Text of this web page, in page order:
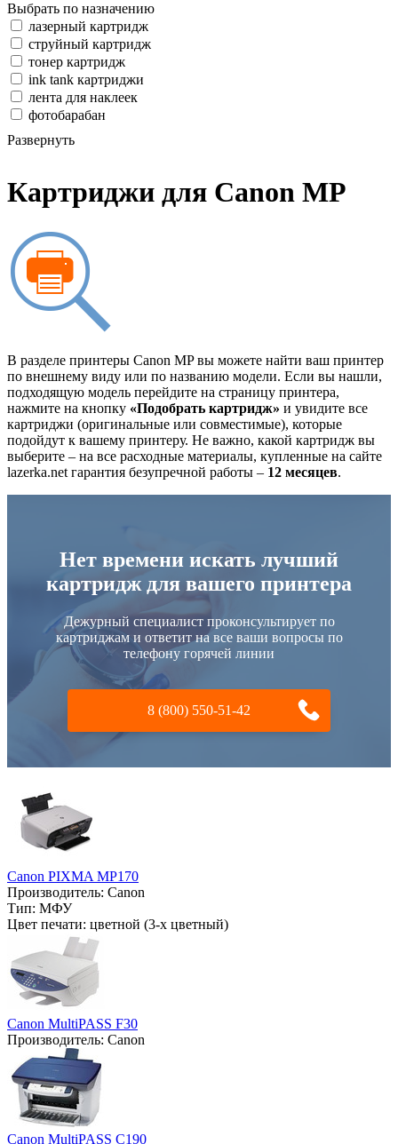
Выбрать по назначению
лазерный картридж
струйный картридж
тонер картридж
ink tank картриджи
лента для наклеек
фотобарабан
Развернуть
Картриджи для Canon MP
В разделе принтеры Canon MP вы можете найти ваш принтер
по внешнему виду или по названию модели. Если вы нашли,
подходящую модель перейдите на страницу принтера,
нажмите на кнопку «Подобрать картридж» и увидите все
картриджи (оригинальные или совместимые), которые
подойдут к вашему принтеру. Не важно, какой картридж вы
выберите – на все расходные материалы, купленные на сайте
lazerka.net гарантия безупречной работы – 12 месяцев.
Нет времени искать лучший
картридж для вашего принтера
Дежурный специалист проконсультирует по
картриджам и ответит на все ваши вопросы по
телефону горячей линии
8 (800) 550-51-42
Canon PIXMA MP170
Производитель: Canon
Тип: МФУ
Цвет печати: цветной (3-х цветный)
Canon MultiPASS F30
Производитель: Canon
Canon MultiPASS C190